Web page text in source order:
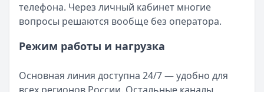
телефона. Через личный кабинет многие
вопросы решаются вообще без оператора.
Режим работы и нагрузка
Основная линия доступна 24/7 — удобно для